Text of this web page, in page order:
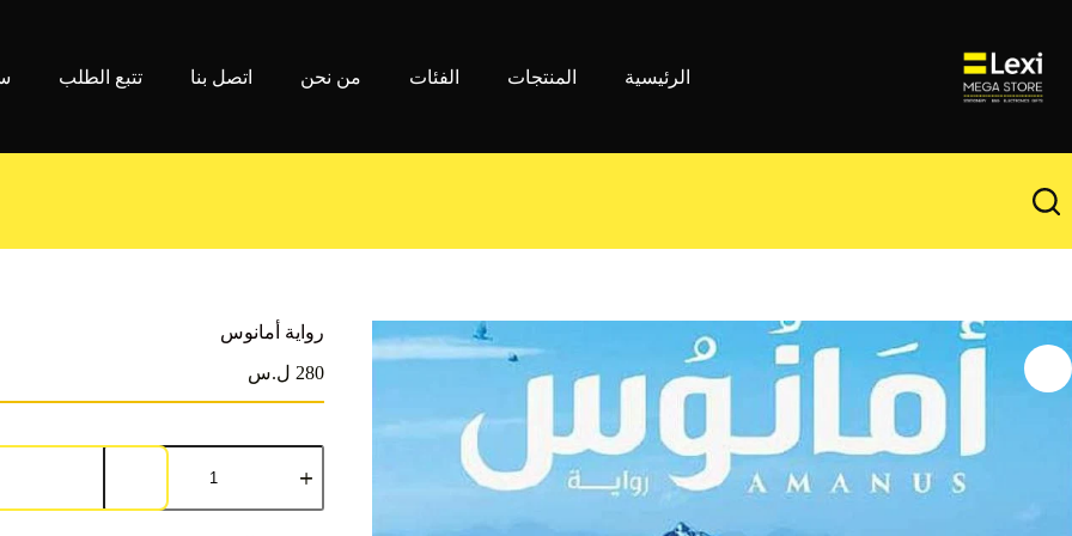
المحتوى
الرئيسية
المنتجات الفئات من نحن اتصل بنا تتبع الطلب
رواية أمانوس
280 ل.س
كمية
رواية